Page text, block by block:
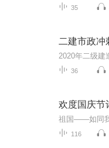
35
二建市政冲
36
欢度国庆
116